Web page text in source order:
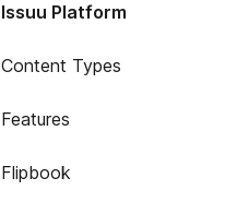
Issuu Platform
Content Types
Features
Flipbook